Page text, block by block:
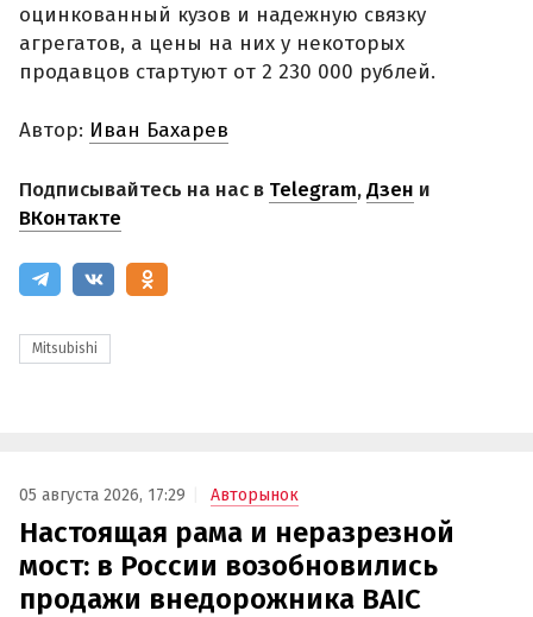
оцинкованный кузов и надежную связку
агрегатов, а цены на них у некоторых
продавцов стартуют от 2 230 000 рублей.
Автор: Иван Бахарев
Подписывайтесь на нас в Telegram,Дзен и
ВКонтакте
Mitsubishi
05 августа 2026, 17:29 Авторынок
Настоящая рама и неразрезной
мост: в России возобновились
продажи внедорожника BAIC